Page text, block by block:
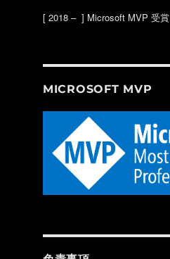
[ 2018 – ] Microsoft MVP 受賞
MICROSOFT MVP